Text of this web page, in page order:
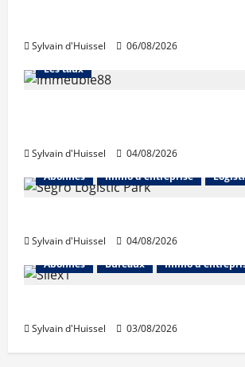
Sylvain d'Huissel 06/08/2026
Abonnés Financement
Les taux
Sylvain d'Huissel
04/08/2026
Abonnés
Immo d'entreprise
Sylvain d'Huissel
04/08/2026
Abonnés
Bureaux Immo
Sylvain d'Huissel 03/08/2026